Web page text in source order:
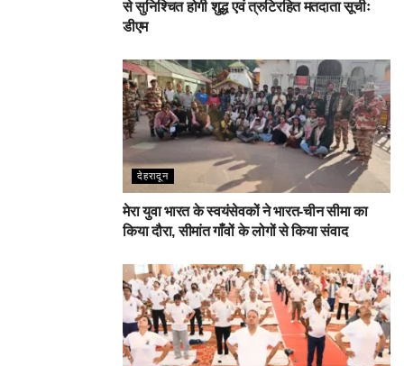
से सुनिश्चित होगी शुद्ध एवं त्रुटिरहित मतदाता सूचीः
डीएम
देहरादून
मेरा युवा भारत के स्वयंसेवकों ने भारत-चीन सीमा का
किया दौरा, सीमांत गाँवों के लोगों से किया संवाद